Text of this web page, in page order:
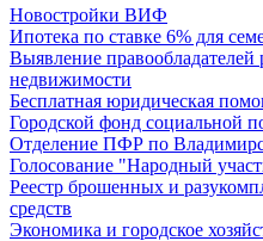
Новостройки ВИФ
Ипотека по ставке 6% для
Выявление правообладателей
недвижимости
Бесплатная юридическая
Городской фонд социальной
Отделение ПФР по
Голосование "Народный
Реестр брошенных и
средств
Экономика и городское